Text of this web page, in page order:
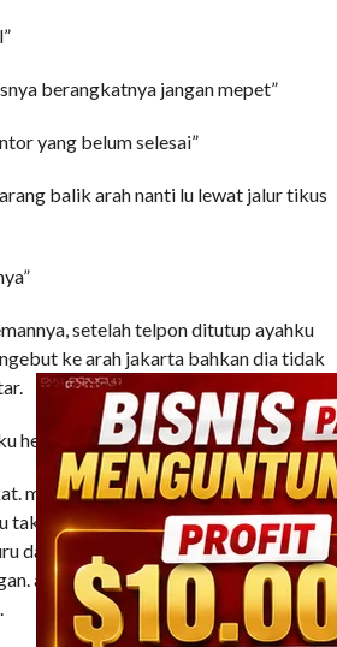
berangkatnya jangan mepet”
yang belum selesai”
balik arah nanti lu lewat jalur tikus
setelah telpon ditutup ayahku
ke arah jakarta bahkan dia tidak
heran.
mobil pun melaju dengan kencang,
tahu ini di daerah mana. papa
dari jalan raya yang ramai ke jalan
ayahku juga tidak terdeteksi di maps